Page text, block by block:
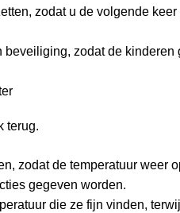
zodat u de volgende
zodat de
terug.
zodat de temperatuur weer
gegeven worden.
die ze fijn vinden,